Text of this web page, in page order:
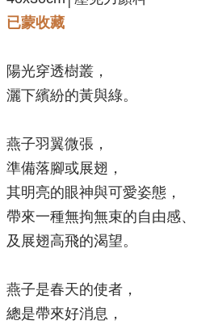
已蒙收藏
陽光穿透樹叢，
灑下繽紛的黃與綠。
燕子羽翼微張，
準備落腳或展翅，
其明亮的眼神與可愛姿態，
帶來一種無拘無束的自由感、
及展翅高飛的渴望。
燕子是春天的使者，
總是帶來好消息，